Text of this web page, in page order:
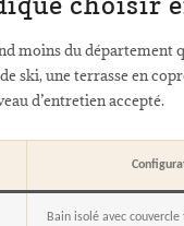
moins du département
ski, une terrasse en
d’entretien accepté.
Bain isolé avec